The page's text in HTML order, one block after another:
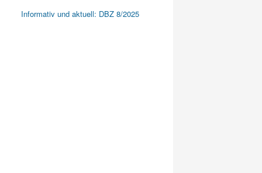
Informativ und aktuell: DBZ 8/2025